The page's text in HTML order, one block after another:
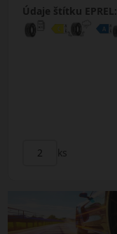
Údaje štítku EPREL:
ks